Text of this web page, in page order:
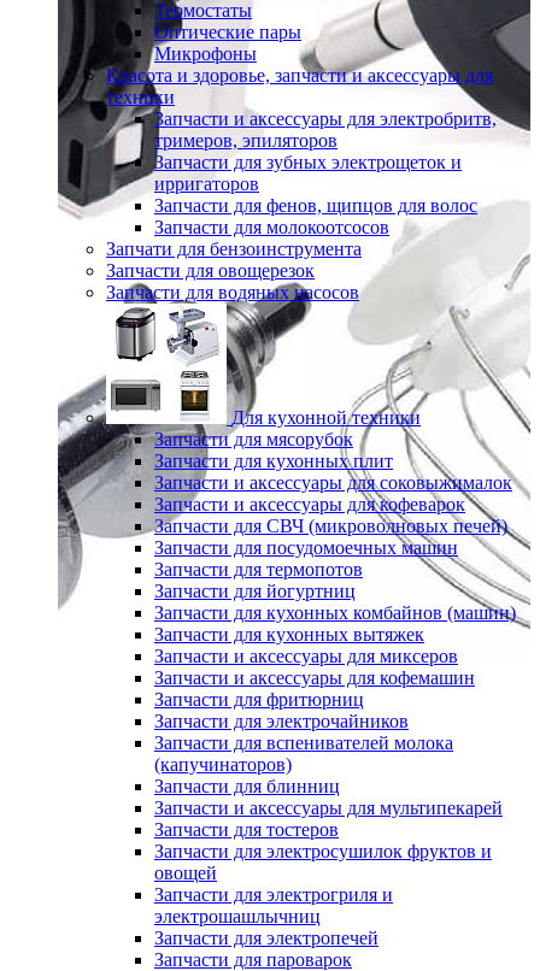
Термостаты
Оптические пары
Микрофоны
Красота и здоровье, запчасти и аксессуары для
техники
Запчасти и аксессуары для электробритв,
тримеров, эпиляторов
Запчасти для зубных электрощеток и
ирригаторов
Запчасти для фенов, щипцов для волос
Запчасти для молокоотсосов
Запчати для бензоинструмента
Запчасти для овощерезок
Запчасти для водяных насосов
Для кухонной техники
Запчасти для мясорубок
Запчасти для кухонных плит
Запчасти и аксессуары для соковыжималок
Запчасти и аксессуары для кофеварок
Запчасти для СВЧ (микроволновых печей)
Запчасти для посудомоечных машин
Запчасти для термопотов
Запчасти для йогуртниц
Запчасти для кухонных комбайнов (машин)
Запчасти для кухонных вытяжек
Запчасти и аксессуары для миксеров
Запчасти и аксессуары для кофемашин
Запчасти для фритюрниц
Запчасти для электрочайников
Запчасти для вспенивателей молока
(капучинаторов)
Запчасти для блинниц
Запчасти и аксессуары для мультипекарей
Запчасти для тостеров
Запчасти для электросушилок фруктов и
овощей
Запчасти для электрогриля и
электрошашлычниц
Запчасти для электропечей
Запчасти для пароварок